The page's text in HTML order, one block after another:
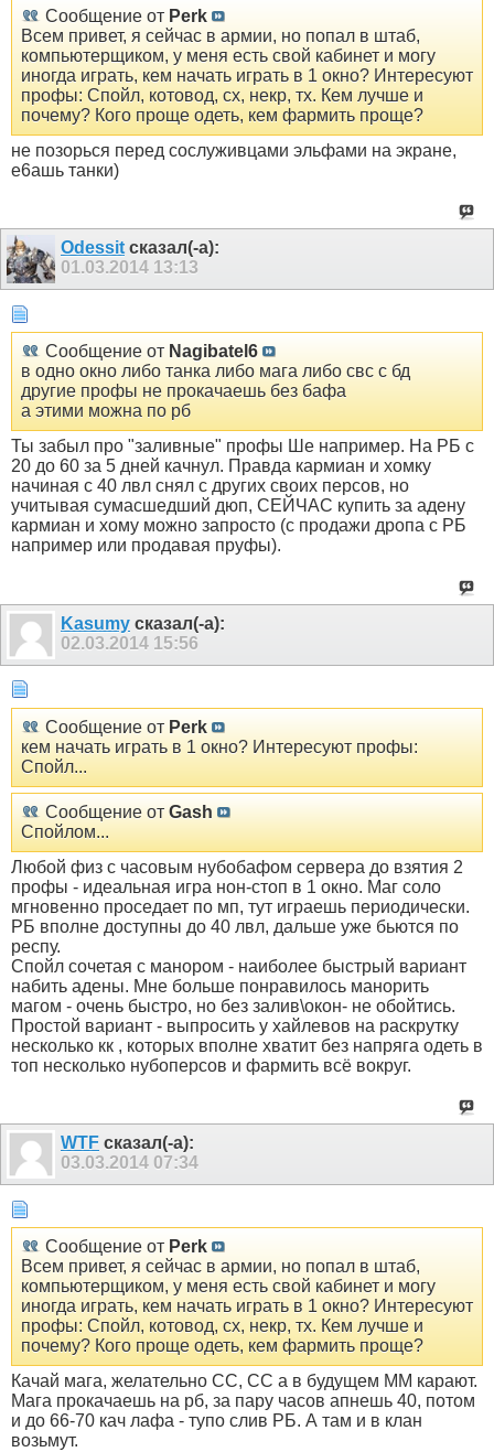
Сообщение от Perk
Всем привет, я сейчас в армии, но попал в штаб,
компьютерщиком, у меня есть свой кабинет и могу
иногда играть, кем начать играть в 1 окно? Интересуют
профы: Спойл, котовод, сх, некр, тх. Кем лучше и
почему? Кого проще одеть, кем фармить проще?
не позорься перед сослуживцами эльфами на экране,
е6ашь танки)
Odessit сказал(-а):
01.03.2014 13:13
Сообщение от Nagibatel6
в одно окно либо танка либо мага либо свс с бд
другие профы не прокачаешь без бафа
а этими можна по рб
Ты забыл про "заливные" профы Ше например. На РБ с
20 до 60 за 5 дней качнул. Правда кармиан и хомку
начиная с 40 лвл снял с других своих персов, но
учитывая сумасшедший дюп, СЕЙЧАС купить за адену
кармиан и хому можно запросто (с продажи дропа с РБ
например или продавая пруфы).
Kasumy сказал(-а):
02.03.2014 15:56
Сообщение от Perk
кем начать играть в 1 окно? Интересуют профы:
Спойл...
Сообщение от Gash
Спойлом...
Любой физ с часовым нубобафом сервера до взятия 2
профы - идеальная игра нон-стоп в 1 окно. Маг соло
мгновенно проседает по мп, тут играешь периодически.
РБ вполне доступны до 40 лвл, дальше уже бьются по
респу.
Спойл сочетая с манором - наиболее быстрый вариант
набить адены. Мне больше понравилось манорить
магом - очень быстро, но без залив\окон- не обойтись.
Простой вариант - выпросить у хайлевов на раскрутку
несколько кк , которых вполне хватит без напряга одеть в
топ несколько нубоперсов и фармить всё вокруг.
WTF сказал(-а):
03.03.2014 07:34
Сообщение от Perk
Всем привет, я сейчас в армии, но попал в штаб,
компьютерщиком, у меня есть свой кабинет и могу
иногда играть, кем начать играть в 1 окно? Интересуют
профы: Спойл, котовод, сх, некр, тх. Кем лучше и
почему? Кого проще одеть, кем фармить проще?
Качай мага, желательно СС, СС а в будущем ММ карают.
Мага прокачаешь на рб, за пару часов апнешь 40, потом
и до 66-70 кач лафа - тупо слив РБ. А там и в клан
возьмут.